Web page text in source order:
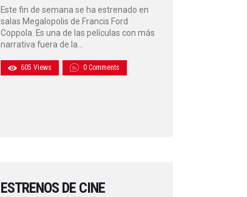
Este fin de semana se ha estrenado en
salas Megalopolis de Francis Ford
Coppola. Es una de las películas con más
narrativa fuera de la…
605 Views 0 Comments
ESTRENOS DE CINE